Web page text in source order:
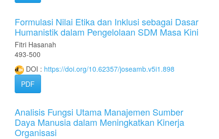
Formulasi Nilai Etika dan Inklusi sebagai Dasar
Humanistik dalam Pengelolaan SDM Masa Kini
Fitri Hasanah
493-500
DOI : https://doi.org/10.62357/joseamb.v5i1.898
PDF
Analisis Fungsi Utama Manajemen Sumber
Daya Manusia dalam Meningkatkan Kinerja
Organisasi